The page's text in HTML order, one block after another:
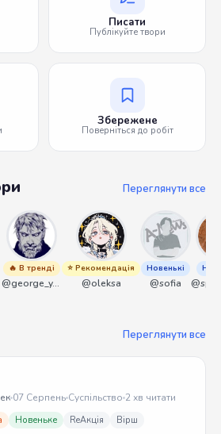
Писати
Публікуйте твори
Збережене
Поверніться до робіт
Переглянути все
🔥 В тренді
@george_y_lawlett
⭐ Рекомендація
@oleksa
Новенькі
@sofia
Переглянути все
07 Серпень Суспільство 2 хв читати
Новеньке ReАкція Вірш